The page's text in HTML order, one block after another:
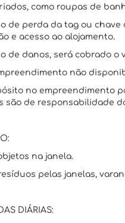
como roupas de
de perda da tag ou chave
e acesso ao alojamento.
de danos, será cobrado
não
no empreendimento
são de responsabilidade
na janela.
pelas janelas,
DIÁRIAS: